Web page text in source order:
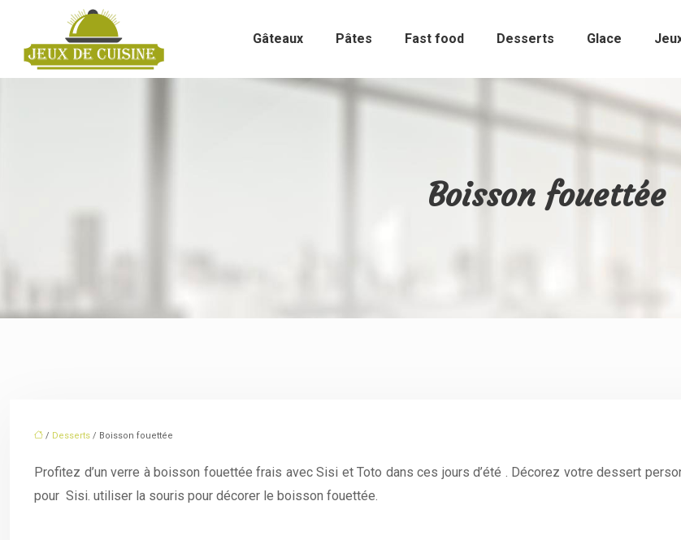
Gâteaux Pâtes Fast food Desserts Glace
Boisson fouettée
/ Desserts / Boisson fouettée
Profitez d’un verre à boisson fouettée frais avec Sisi et Toto dans ces jours d’été . Décorez votre dessert
pour Sisi. utiliser la souris pour décorer le boisson fouettée.